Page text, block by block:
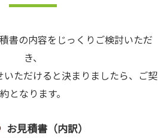
書の内容をじっくりご検討いただ
き、
いただけると決まりましたら、ご契
約となります。
お見積書（内訳）